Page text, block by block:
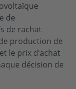
de
de rachat
production de
le prix d’achat
décision de